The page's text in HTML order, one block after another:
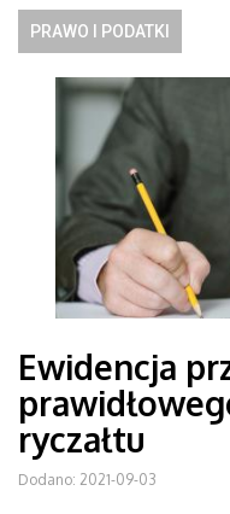
PRAWO I PODATKI
Ewidencja
ryczałtu
Dodano: 2021-09-03